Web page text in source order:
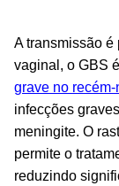
A transmissão é
vaginal, o GBS
grave no
infecções
meningite. O
permite o
reduzindo